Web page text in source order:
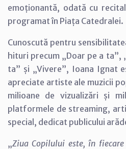
emoționantă, odată cu
programat în Piața Catedralei.
Cunoscută pentru
hituri precum „Doar pe a ta”,
ta” și „Vivere”, Ioana Ignat
apreciate artiste ale muzicii
milioane de vizualizări și
platformele de streaming,
special, dedicat publicului
„Ziua Copilului este, în